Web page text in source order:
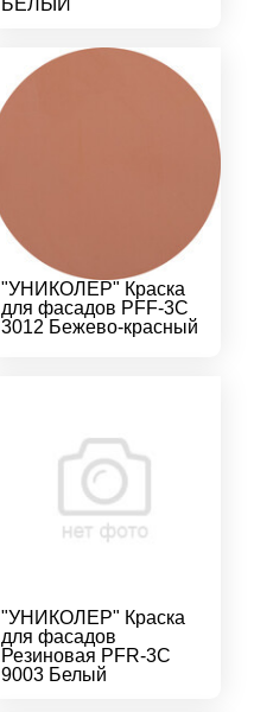
БЕЛЫЙ
"УНИКОЛЕР" Краска
для фасадов PFF-3C
3012 Бежево-красный
"УНИКОЛЕР" Краска
для фасадов
Резиновая PFR-3C
9003 Белый